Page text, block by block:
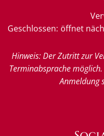
Klicken, um weitere
Geschlossen: öffnet
Hinweis: Der Zutritt zur
Terminabsprache
Anmeldung